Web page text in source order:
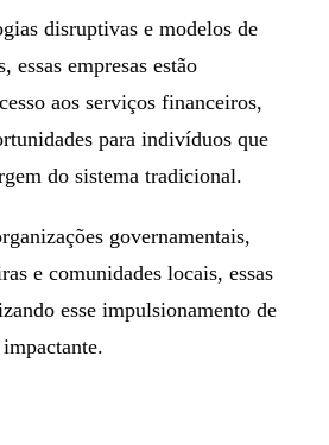
disruptivas e modelos de
essas empresas estão
aos serviços financeiros,
para indivíduos que
do sistema tradicional.
governamentais,
e comunidades locais, essas
esse impulsionamento de